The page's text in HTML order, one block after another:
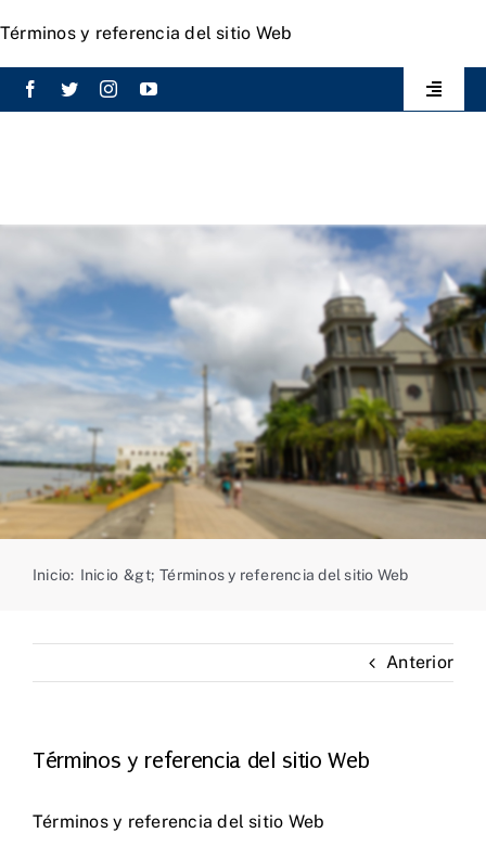
al
contenido
Términos y referencia del sitio Web
Toggle
Transparencia
Mecanismo de atención
Inicio: Inicio &gt; Términos y referencia del sitio Web
Anterior
Términos y referencia del sitio Web
Términos y referencia del sitio Web